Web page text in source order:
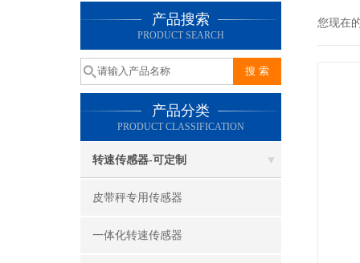
产品搜索
PRODUCT SEARCH
产品分类
PRODUCT CLASSIFICATION
转速传感器-可定制
皮带秤专用传感器
一体化转速传感器
您现在